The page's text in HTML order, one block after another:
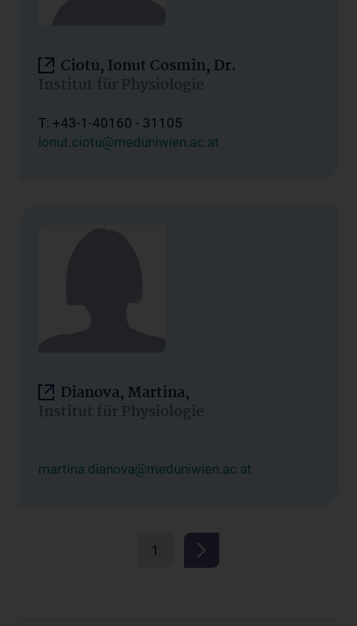
Ciotu, Ionut Cosmin, Dr.
Institut für Physiologie
T: +43-1-40160 - 31105
ionut.ciotu@meduniwien.ac.at
Dianova, Martina,
Institut für Physiologie
martina.dianova@meduniwien.ac.at
1